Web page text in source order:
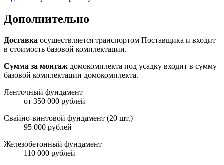
Дополнительно
Доставка осуществляется транспортом Поставщика и входит
в стоимость базовой комплектации.
Сумма за монтаж домокомплекта под усадку входит в сумму
базовой комплектации домокомплекта.
Ленточный фундамент
от 350 000 рублей
Свайно-винтовой фундамент (20 шт.)
95 000 рублей
Железобетонный фундамент
110 000 рублей